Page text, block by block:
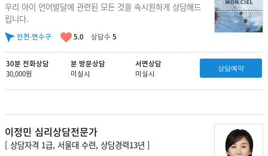
우리 아이 언어발달에 관련된 모든 것을 속시원하게 상담해드
립니다.
인천·연수구 5.0 상담수 5
30분 전화상담
30,000원
분 방문상담
미실시
서면상담
미실시
상담예약
이정민 심리상담전문가
[ 상담자격 1급, 서울대 수련, 상담경력13년 ]